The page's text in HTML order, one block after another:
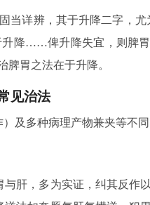
当详辨，其于升降二字，
升降……俾升降失宜，则脾
脾胃之法在于升降。
见治法
及多种病理产物兼夹等不同
肝，多为实证，纠其反作